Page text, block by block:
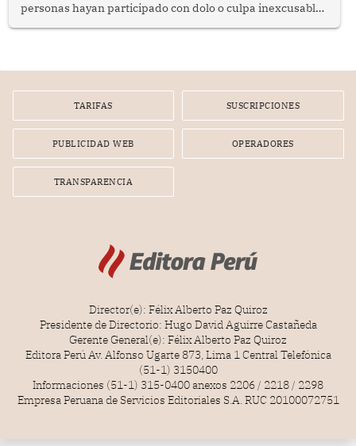
personas hayan participado con dolo o culpa inexcusable
por la frustrada realización de un meet and greet con
TARIFAS SUSCRIPCIONES
PUBLICIDAD WEB OPERADORES
TRANSPARENCIA
Director(e): Félix Alberto Paz Quiroz
Presidente de Directorio: Hugo David Aguirre Castañeda
Gerente General(e): Félix Alberto Paz Quiroz
Editora Perú Av. Alfonso Ugarte 873, Lima 1 Central Telefónica
(51-1) 3150400
Informaciones (51-1) 315-0400 anexos 2206 / 2218 / 2298
Empresa Peruana de Servicios Editoriales S.A. RUC 20100072751